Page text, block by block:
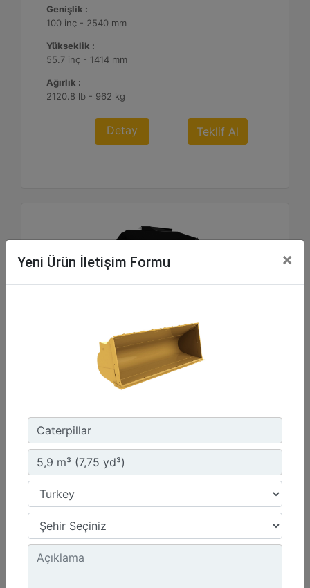
Genişlik :
100 inç - 2540 mm
Yükseklik :
55.7 inç - 1414 mm
Ağırlık :
2120.8 lb - 962 kg
Detay Teklif Al
2,7 m3 (3,5 yd3), Fusion™ Ataşman Değiştirici
107.4 inç - 2727 mm
Ağırlık :
2220.1 lb - 1007 kg
Detay Teklif Al
Yeni Ürün İletişim Formu ×